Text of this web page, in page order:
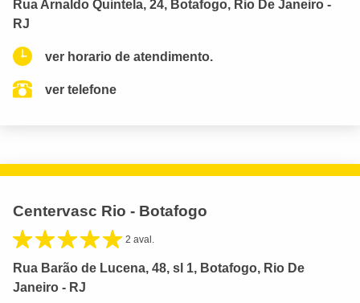
Rua Arnaldo Quintela, 24, Botafogo, Rio De Janeiro -
RJ
ver horario de atendimento.
ver telefone
Centervasc Rio - Botafogo
2 aval.
Rua Barão de Lucena, 48, sl 1, Botafogo, Rio De
Janeiro - RJ